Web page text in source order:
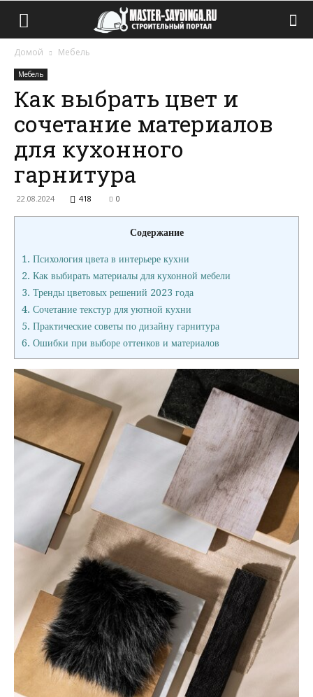
Домой Мебель
Мебель
Как выбрать цвет и
сочетание материалов
для кухонного
гарнитура
22.08.2024 418 0
Содержание
1. Психология цвета в интерьере кухни
2. Как выбирать материалы для кухонной мебели
3. Тренды цветовых решений 2023 года
4. Сочетание текстур для уютной кухни
5. Практические советы по дизайну гарнитура
6. Ошибки при выборе оттенков и материалов